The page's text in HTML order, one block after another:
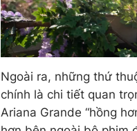
Ngoài ra, những thứ
chính là chi tiết quan
Ariana Grande “hồng